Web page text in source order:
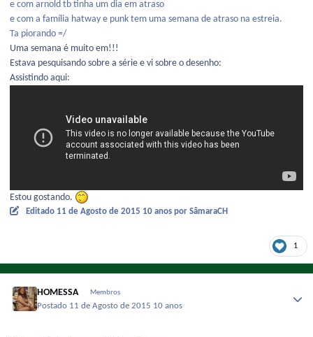
e com arnold tb tinha um dia em atraso
e com a família hatway e punk tem uma semana de atraso na estreia.
Ta piorando =/
Uma semana é muito em!!!
Estava pesquisando sobre a série e vi sobre o desenho:
Assistindo aqui:
Estou gostando.
Editado 11 de Agosto de 2015 10 anos por SâmaraCH
1
HOMESSA Membros
Postado 11 de Agosto de 2015 10 anos